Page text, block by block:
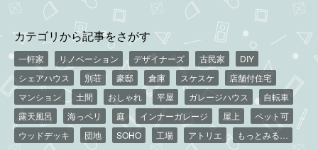
カテゴリから記事をさがす
一軒家 リノベーション デザイナーズ 古民家
DIY
シェアハウス
別荘 豪邸 倉庫 スケスケ
店舗付住宅
マンション
土間 おしゃれ 平屋 ガレージハウス
自転車
露天風呂
海っペリ 庭 インナーガレージ 屋上
ペット可
ウッドデッキ
団地 SOHO 工場 アトリエ もっとみる…